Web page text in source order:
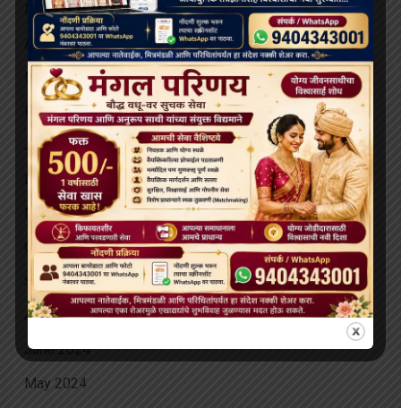
May 2025
April 2025
March 2025
February 2025
January 2025
December 2024
November 2024
October 2024
September 2024
August 2024
June 2024
May 2024